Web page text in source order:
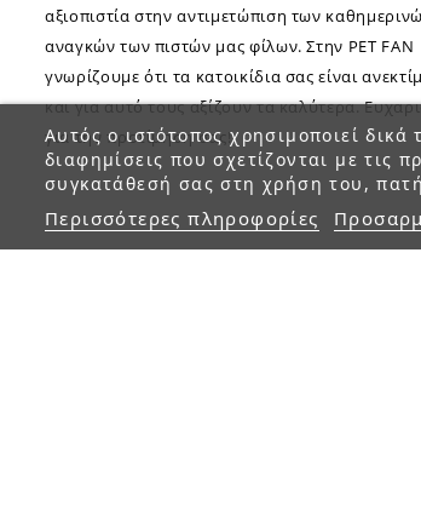
αξιοπιστία στην αντιμετώπιση των
αναγκών των πιστών μας φίλων. Στην PET FAN
γνωρίζουμε ότι τα κατοικίδια σας είναι
και για αυτό τους αξίζουν τα καλύτερα.
για την προτίμηση σας!
Αυτός ο ιστότοπος χρησιμοποιεί
διαφημίσεις που σχετίζονται με τις
συγκατάθεσή σας στη χρήση του,
Περισσότερες πληροφορίες